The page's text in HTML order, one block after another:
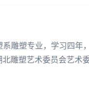
雕塑专业，学习四年
雕塑艺术委员会艺术